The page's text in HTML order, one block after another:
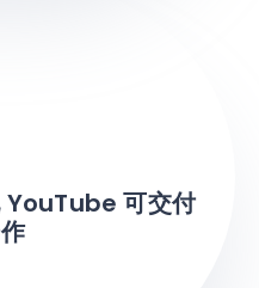
YouTube 可交付